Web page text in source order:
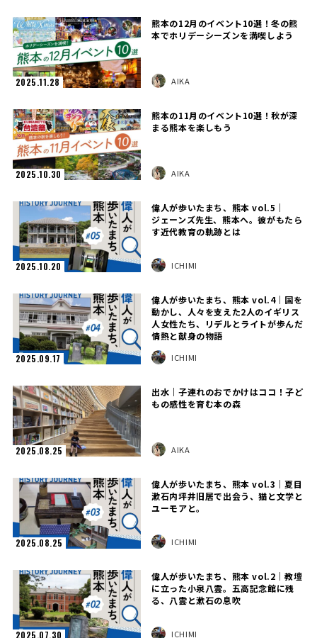
2025.11.28
熊本の12月のイベント10選！冬の熊
本でホリデーシーズンを満喫しよう
AIKA
2025.10.30
熊本の11月のイベント10選！秋が深
まる熊本を楽しもう
AIKA
2025.10.20
偉人が歩いたまち、熊本 vol.5｜
ジェーンズ先生、熊本へ。彼がもたら
す近代教育の軌跡とは
ICHIMI
2025.09.17
偉人が歩いたまち、熊本 vol.4｜国を
動かし、人々を支えた2人のイギリス
人女性たち、リデルとライトが歩んだ
情熱と献身の物語
ICHIMI
2025.08.25
出水｜子連れのおでかけはココ！子ど
もの感性を育む本の森
AIKA
2025.08.25
偉人が歩いたまち、熊本 vol.3｜夏目
漱石内坪井旧居で出会う、猫と文学と
ユーモアと。
ICHIMI
2025.07.30
偉人が歩いたまち、熊本 vol.2｜教壇
に立った小泉八雲。五高記念館に残
る、八雲と漱石の息吹
ICHIMI